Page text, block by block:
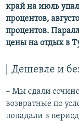
край на июль
процентов,
процентов.
цены на отдых в
Дешевле и
– Мы сдали
возвратные по
попадали в